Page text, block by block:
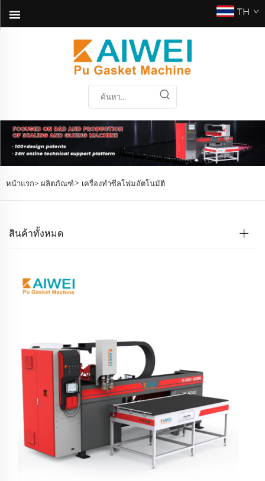
TH
หน้าแรก> ผลิตภัณฑ์> เครื่องทำซีลโฟมอัตโนมัติ
สินค้าทั้งหมด